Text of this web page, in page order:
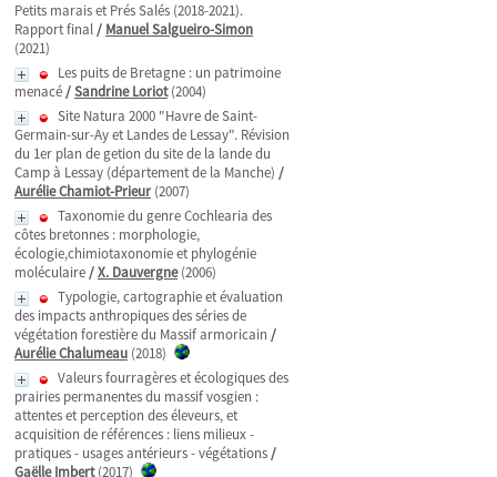
Petits marais et Prés Salés (2018-2021).
Rapport final/ Manuel Salgueiro-Simon
(2021)
Les puits de Bretagne : un patrimoine
menacé/Sandrine Loriot(2004)
Site Natura 2000 "Havre de Saint-
Germain-sur-Ay et Landes de Lessay". Révision
du 1er plan de getion du site de la lande du
Camp à Lessay (département de la Manche) /
Aurélie Chamiot-Prieur (2007)
Taxonomie du genre Cochlearia des
côtes bretonnes : morphologie,
écologie,chimiotaxonomie et phylogénie
moléculaire/X. Dauvergne(2006)
Typologie, cartographie et évaluation
des impacts anthropiques des séries de
végétation forestière du Massif armoricain /
Aurélie Chalumeau (2018)
Valeurs fourragères et écologiques des
prairies permanentes du massif vosgien :
attentes et perception des éleveurs, et
acquisition de références : liens milieux -
pratiques - usages antérieurs - végétations/
Gaëlle Imbert(2017)